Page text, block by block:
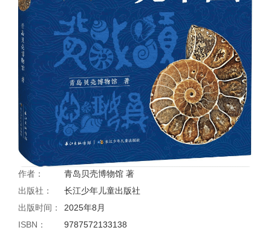
作者：
青岛贝壳博物馆 著
出版社：
长江少年儿童出版社
出版时间：
2025年8月
ISBN：
9787572133138